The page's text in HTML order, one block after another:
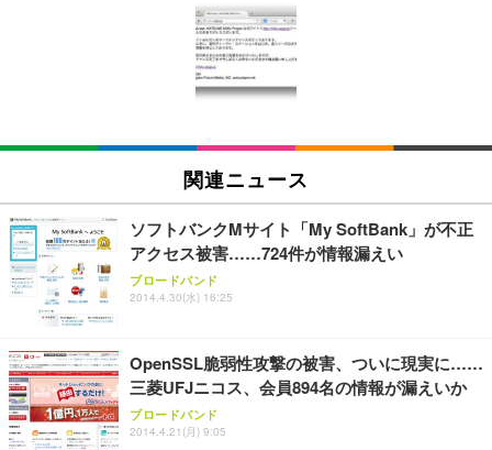
[EdoErgo] オフィスチェア 椅子 テレワーク 疲れな
い 跳ね上げ式アームレスト コンパクト 約105度ロッ
キング pc 事務椅子 360度回転 座面昇降 強化ナイロ
ン樹脂ベース 通気性メッシュ 在宅ワーク H-WY01
(黒網+黒枠+黒足)
SIHOO B100 オフィスチェア／デスクチェア メッシ
ュチェア 人間工学 疲れない ブラック
￥27,999
Sezlife オフィスチェア デスクチェア 疲れない テレ
ワーク チェア 強化バックレスト 30度ロッキング機
能 人間工学 椅子 腰サポート 90度跳ね上げ式アーム
ョン PCチェア 通気性メッシュ ゲーミング/勉強/事
務用 おしゃれ パソコンチェア (ブラック)
Sezlife オフィスチェア デスクチェア 疲れない テレ
ワーク チェア 強化バックレスト 30度ロッキング機
能 人間工学 椅子 腰サポート 90度跳ね上げ式アーム
EIZO ビジネス向けプレミアムモニター | FlexScan
EV3240X-WT | 31.5型4K UHD・USB Type-C・ホワ
￥105,595
EIZO ビジネス向けプレミアムモニター | FlexScan
￥109,572
【純正品】27"ゲーミングモニター DualSense 充電
フック付き（CFI-ZDM1J）
【整備済み品】Dell E2724HS 27インチ 液晶モニタ
ー フルHD（1920×1080）VA 非光沢 HDMI/DisplayP
ort/VGA スピーカー内蔵 高さ調整 スイベル VESA対
Amazonベーシック ペットシーツ 薄型 レギュラー 1
回使い捨て 無香料 ホワイト 300枚
Amazonベーシック ペットシーツ 厚型 ワイド 42枚
x2袋(84枚) ホワイト(吸収面:ライトブルー)
￥3,234
ネオ・ルーライフ ネオ・オムツ L 中型犬用 26枚入
り 単品
Smart Basic(スマートベーシック) 【Amazon.co.jp
限定】 Smart Basic アイリスオーヤマ ペットシーツ
超厚型 お徳用 ワイド 100枚入 (x 1) (ケース販売)
関連ニュース
ソフトバンクMサイト「My SoftBank」が不正
アクセス被害……724件が情報漏えい
ブロードバンド
2014.4.30(水) 16:25
OpenSSL脆弱性攻撃の被害、ついに現実に……
三菱UFJニコス、会員894名の情報が漏えいか
ブロードバンド
2014.4.21(月) 9:05